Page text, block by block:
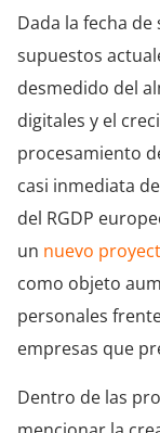
Dada la fecha
supuestos
desmedido del
digitales y el
procesamiento
casi inmediata
del RGDP
un nuevo
como objeto
personales
empresas que
Dentro de las